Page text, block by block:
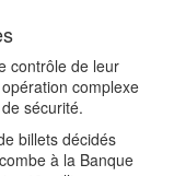
contrôle de leur
complexe
sécurité.
billets décidés
à la Banque